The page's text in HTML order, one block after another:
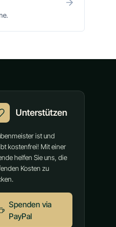
Unterstützen
ist und
kostenfrei! Mit einer
helfen Sie uns, die
Kosten zu
Spenden via
PayPal